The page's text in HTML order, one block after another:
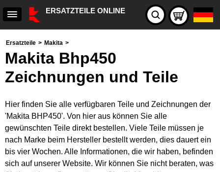
ERSATZTEILE ONLINE
Ersatzteile > Makita >
Makita Bhp450
Zeichnungen und Teile
Hier finden Sie alle verfügbaren Teile und Zeichnungen der
'Makita BHP450'. Von hier aus können Sie alle
gewünschten Teile direkt bestellen. Viele Teile müssen je
nach Marke beim Hersteller bestellt werden, dies dauert ein
bis vier Wochen. Alle Informationen, die wir haben, befinden
sich auf unserer Website. Wir können Sie nicht beraten, was